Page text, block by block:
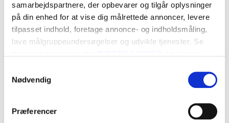
samarbejdspartnere, der opbevarer og tilgår oplysninger
på din enhed for at vise dig målrettede annoncer, levere
tilpasset indhold, foretage annonce- og indholdsmåling,
lave målgruppeundersøgelser og udvikle tjenester. Se
tilbage eller ændre indstillinger fra vores
"Cookiedeklaration", eller ved at trykke på "Privacy
Nødvendig
Præferencer
er ens, og vi trækker derfor på vores mange årtiers
erfaring, når vi rådgiver om skovdyrkning.
Det kan virke tillokkende at ønske at komme i gang
vigtigt at tænke naturmæssige krav ind i billedet!